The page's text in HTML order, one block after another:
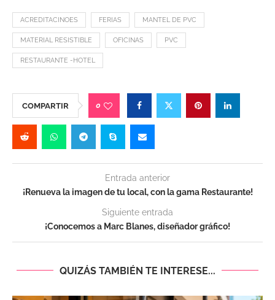
ACREDITACINOES FERIAS MANTEL DE PVC
MATERIAL RESISTIBLE OFICINAS PVC
RESTAURANTE -HOTEL
COMPARTIR 0
Entrada anterior
¡Renueva la imagen de tu local, con la gama Restaurante!
Siguiente entrada
¡Conocemos a Marc Blanes, diseñador gráfico!
QUIZÁS TAMBIÉN TE INTERESE...